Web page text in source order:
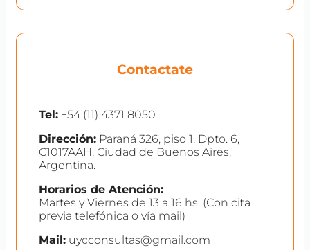
Contactate
Tel: +54 (11) 4371 8050
Dirección: Paraná 326, piso 1, Dpto. 6,
C1017AAH, Ciudad de Buenos Aires,
Argentina.
Horarios de Atención:
Martes y Viernes de 13 a 16 hs. (Con cita
previa telefónica o vía mail)
Mail: uycconsultas@gmail.com